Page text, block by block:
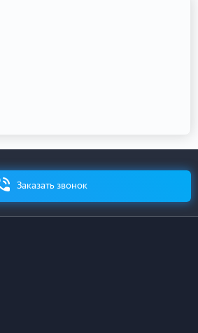
Заказать звонок